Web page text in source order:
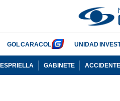
GOL CARACOL UNIDAD
GABINETE